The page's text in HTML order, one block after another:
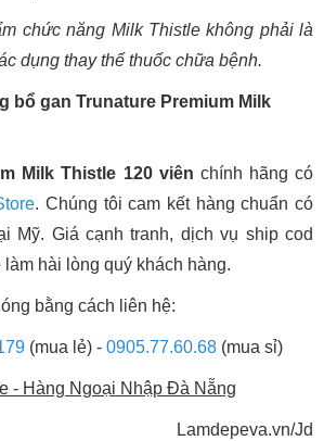
chức năng Milk Thistle không phải là
dụng thay thế thuốc chữa bệnh.
bổ gan Trunature Premium Milk
Milk Thistle 120 viên chính hãng có
. Chúng tôi cam kết hàng chuẩn có
Mỹ. Giá cạnh tranh, dịch vụ ship cod
hài lòng quý khách hàng.
bằng cách liên hệ:
(mua lẻ) - 0905.77.60.68 (mua sỉ)
- Hàng Ngoại Nhập Đà Nẵng
Lamdepeva.vn/Jd